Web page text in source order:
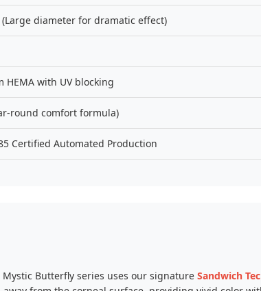
(Large diameter for dramatic effect)
HEMA with UV blocking
round comfort formula)
Certified Automated Production
Mystic Butterfly series uses our signature Sandwich